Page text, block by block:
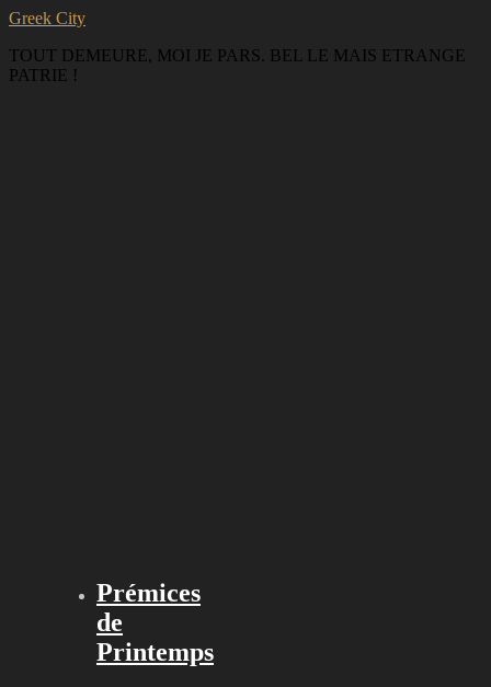
Greek City
TOUT DEMEURE, MOI JE PARS. BEL LE MAIS ETRANGE
PATRIE !
Prémices
de
Printemps